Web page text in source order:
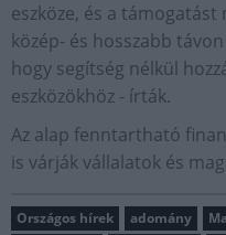
eszköze, és a
közép- és hosszabb
hogy segítség nélkül
eszközökhöz - írták.
Az alap fenntartható
is várják vállalatok és
Országos hírek adomány